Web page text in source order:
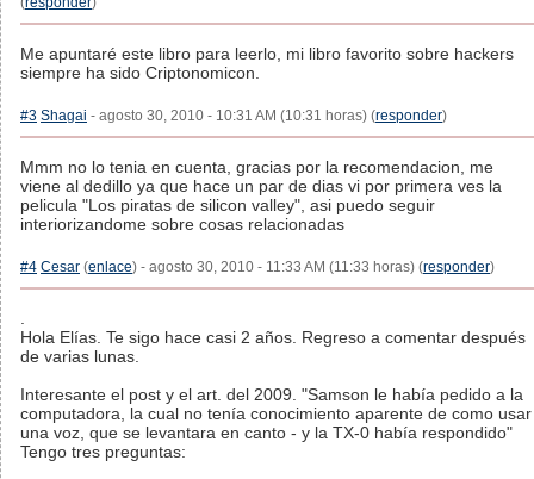
Me apuntaré este libro para leerlo, mi libro favorito sobre hackers
siempre ha sido Criptonomicon.
#3 Shagai - agosto 30, 2010 - 10:31 AM (10:31 horas) (responder)
Mmm no lo tenia en cuenta, gracias por la recomendacion, me
viene al dedillo ya que hace un par de dias vi por primera ves la
pelicula "Los piratas de silicon valley", asi puedo seguir
interiorizandome sobre cosas relacionadas
#4 Cesar (enlace) - agosto 30, 2010 - 11:33 AM (11:33 horas) (responder)
Hola Elías. Te sigo hace casi 2 años. Regreso a comentar después
de varias lunas.
Interesante el post y el art. del 2009. "Samson le había pedido a la
computadora, la cual no tenía conocimiento aparente de como usar
una voz, que se levantara en canto - y la TX-0 había respondido"
Tengo tres preguntas: